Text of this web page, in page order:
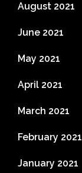
August 2021
June 2021
May 2021
April 2021
March 2021
February 2021
January 2021